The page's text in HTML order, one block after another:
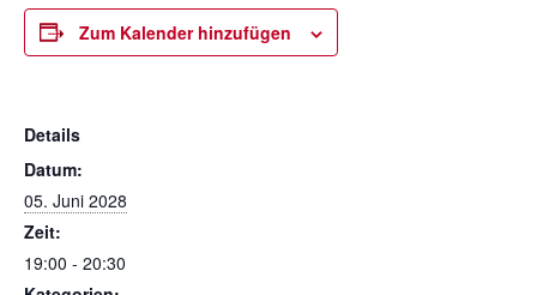
Zum Kalender hinzufügen
Details
Datum:
05. Juni 2028
Zeit:
19:00 - 20:30